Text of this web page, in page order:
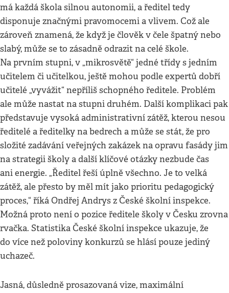
má každá škola silnou autonomii, a ředitel tedy
disponuje značnými pravomocemi a vlivem. Což ale
zároveň znamená, že když je člověk v čele špatný nebo
slabý, může se to zásadně odrazit na celé škole.
Na prvním stupni, v „mikrosvětě“ jedné třídy s jedním
učitelem či učitelkou, ještě mohou podle expertů dobří
učitelé „vyvážit“ nepříliš schopného ředitele. Problém
ale může nastat na stupni druhém. Další komplikaci pak
představuje vysoká administrativní zátěž, kterou nesou
ředitelé a ředitelky na bedrech a může se stát, že pro
složité zadávání veřejných zakázek na opravu fasády jim
na strategii školy a další klíčové otázky nezbude čas
ani energie. „Ředitel řeší úplně všechno. Je to velká
zátěž, ale přesto by měl mít jako prioritu pedagogický
proces,“ říká Ondřej Andrys z České školní inspekce.
Možná proto není o pozice ředitele školy v Česku zrovna
rvačka. Statistika České školní inspekce ukazuje, že
do více než poloviny konkurzů se hlásí pouze jediný
uchazeč.
Jasná, důsledně prosazovaná vize, maximální